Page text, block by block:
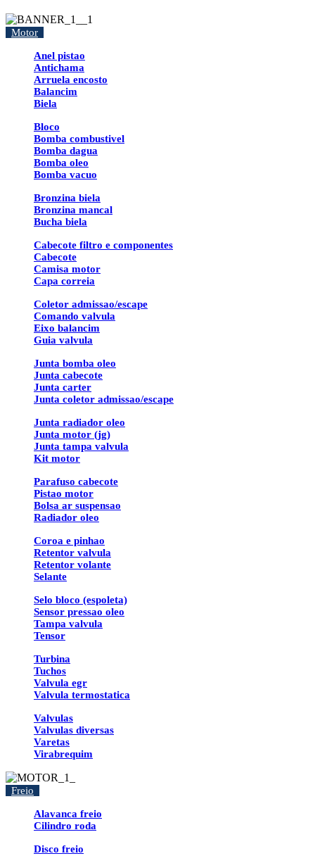
Motor
Anel pistao
Antichama
Arruela encosto
Balancim
Biela
Bloco
Bomba combustivel
Bomba dagua
Bomba oleo
Bomba vacuo
Bronzina biela
Bronzina mancal
Bucha biela
Cabecote filtro e componentes
Cabecote
Camisa motor
Capa correia
Coletor admissao/escape
Comando valvula
Eixo balancim
Guia valvula
Junta bomba oleo
Junta cabecote
Junta carter
Junta coletor admissao/escape
Junta radiador oleo
Junta motor (jg)
Junta tampa valvula
Kit motor
Parafuso cabecote
Pistao motor
Bolsa ar suspensao
Radiador oleo
Coroa e pinhao
Retentor valvula
Retentor volante
Selante
Selo bloco (espoleta)
Sensor pressao oleo
Tampa valvula
Tensor
Turbina
Tuchos
Valvula egr
Valvula termostatica
Valvulas
Valvulas diversas
Varetas
Virabrequim
Freio
Alavanca freio
Cilindro roda
Disco freio